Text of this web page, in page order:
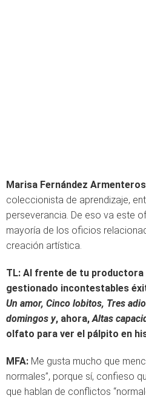
Marisa Fernández
coleccionista de aprendizaje,
perseverancia. De eso va este
mayoría de los oficios
creación artística.
TL: Al frente de tu productora
gestionado incontestables
Un amor, Cinco lobitos, Tres
domingos y, ahora,Altas
olfato para ver el pálpito en
MFA: Me gusta mucho que
normales”, porque sí, confieso
que hablan de conflictos